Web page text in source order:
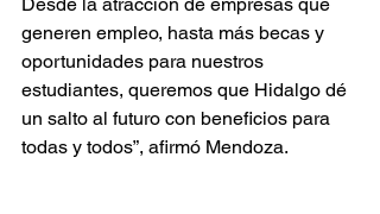
generen empleo, hasta más becas y
oportunidades para nuestros
estudiantes, queremos que Hidalgo dé
un salto al futuro con beneficios para
todas y todos”, afirmó Mendoza.